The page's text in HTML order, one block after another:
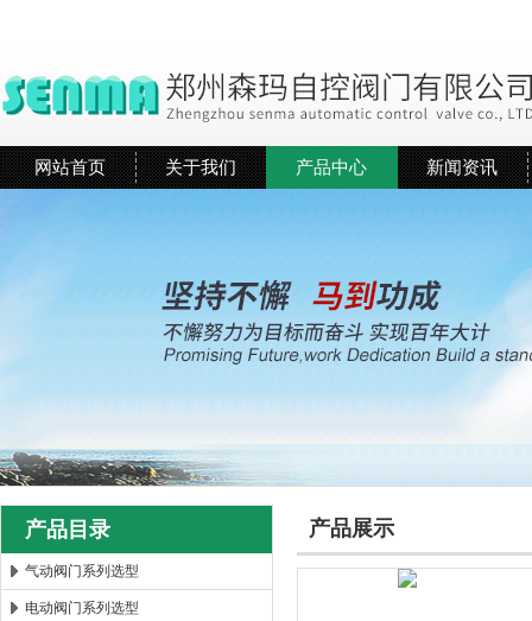
网站首页 关于我们 产品中心 新闻资讯
产品目录
气动阀门系列选型
电动阀门系列选型
产品展示